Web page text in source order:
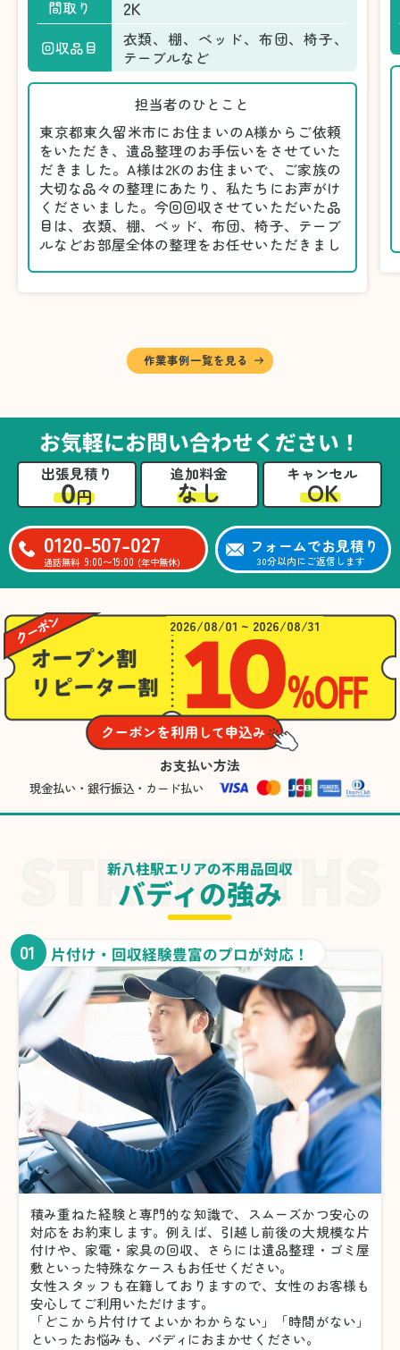
間取り 2K
回収品目
衣類、棚、ベッド、布団、椅子、
テーブルなど
担当者のひとこと
東京都東久留米市にお住まいのA様からご依頼
をいただき、遺品整理のお手伝いをさせていた
だきました。A様は2Kのお住まいで、ご家族の
大切な品々の整理にあたり、私たちにお声がけ
くださいました。今回回収させていただいた品
目は、衣類、棚、ベッド、布団、椅子、テーブ
ルなどお部屋全体の整理をお任せいただきまし
に仕分けしました。
A様から「手際よく進めてくれて助かりまし
るのは難しかったと思います」との温かいお言
葉をいただきました。遺品整理という心の負担
が大きい作業において、少しでもA様の力にな
れたことをスタッフ一同嬉しく思います。
作業事例一覧を見る
お気軽にお問い合わせください！
出張見積り
0円
追加料金
なし
キャンセル
OK
0120-507-027
通話無料 9:00〜19:00 (年中無休)
フォームでお見積り
30分以内にご返信します
2026/08/01 ~ 2026/08/31
お支払い方法
現金払い・銀行振込・カード払い
新八柱駅エリアの不用品回収
バディの強み
01 片付け・回収経験豊富のプロが対応！
積み重ねた経験と専門的な知識で、スムーズかつ安心の
対応をお約束します。例えば、引越し前後の大規模な片
付けや、家電・家具の回収、さらには遺品整理・ゴミ屋
敷といった特殊なケースもお任せください。
女性スタッフも在籍しておりますので、女性のお客様も
安心してご利用いただけます。
「どこから片付けてよいかわからない」「時間がない」
といったお悩みも、バディにおまかせください。